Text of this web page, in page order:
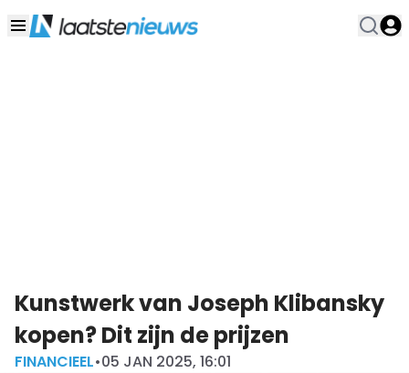
Kunstwerk van Joseph Klibansky
kopen? Dit zijn de prijzen
FINANCIEEL•05 JAN 2025, 16:01